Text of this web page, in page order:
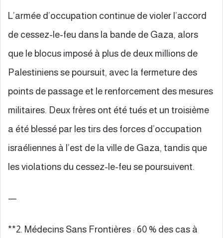
L’armée d’occupation continue de violer l’accord
de cessez-le-feu dans la bande de Gaza, alors
que le blocus imposé à plus de deux millions de
Palestiniens se poursuit, avec la fermeture des
points de passage et le renforcement des mesures
militaires. Deux frères ont été tués et un troisième
a été blessé par les tirs des forces d’occupation
israéliennes à l’est de la ville de Gaza, tandis que
les violations du cessez-le-feu se poursuivent.
—
**2. Médecins Sans Frontières : 60 % des cas à